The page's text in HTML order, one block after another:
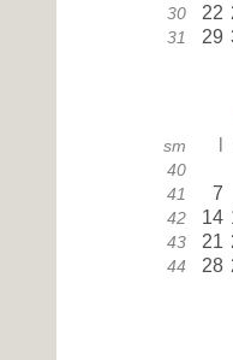
30 22
31 29
sm
40
41 7
42 14
43 21
44 28